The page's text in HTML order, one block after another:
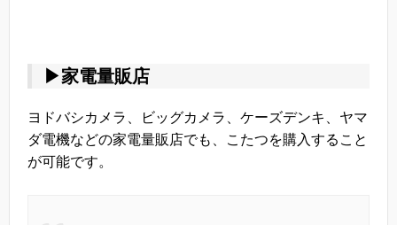
▶家電量販店
ヨドバシカメラ、ビッグカメラ、ケーズデンキ、ヤマ
ダ電機などの家電量販店でも、こたつを購入すること
が可能です。